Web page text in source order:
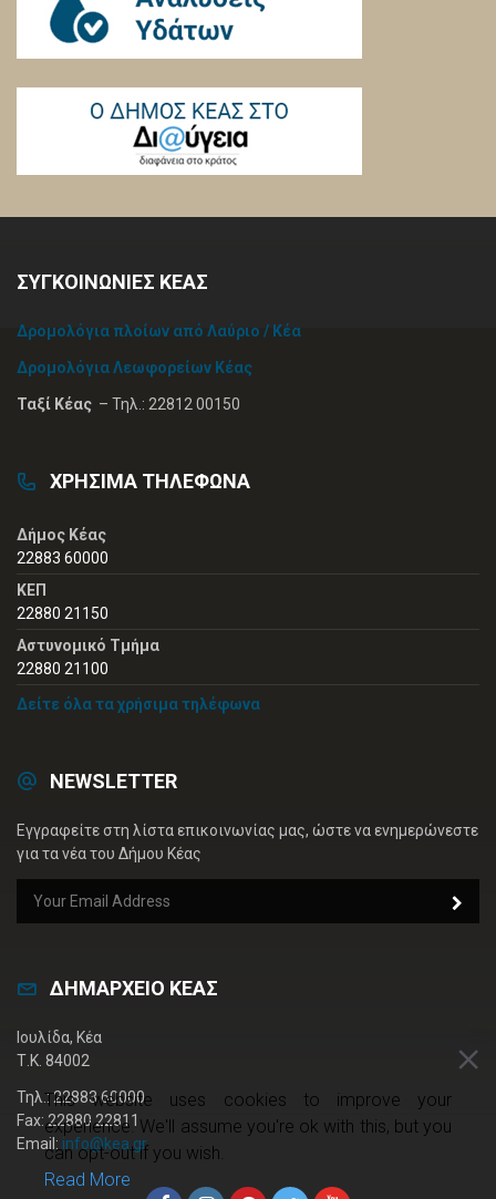
ΣΥΓΚΟΙΝΩΝΙΕΣ ΚΕΑΣ
Δρομολόγια πλοίων από Λαύριο / Κέα
Δρομολόγια Λεωφορείων Κέας
Ταξί Κέας – Τηλ.: 22812 00150
ΧΡΗΣΙΜΑ ΤΗΛΕΦΩΝΑ
Δήμος Κέας
22883 60000
ΚΕΠ
22880 21150
Αστυνομικό Τμήμα
22880 21100
Δείτε όλα τα χρήσιμα τηλέφωνα
NEWSLETTER
Εγγραφείτε στη λίστα επικοινωνίας μας, ώστε να ενημερώνεστε
για τα νέα του Δήμου Κέας
ΔΗΜΑΡΧΕΙΟ ΚΕΑΣ
Ιουλίδα, Κέα
Τ.Κ. 84002
Τηλ.: 22883 60000
Fax: 22880 22811
Email: info@kea.gr
This website uses cookies to improve your
experience. We'll assume you're ok with this, but you
can opt-out if you wish.
Read More